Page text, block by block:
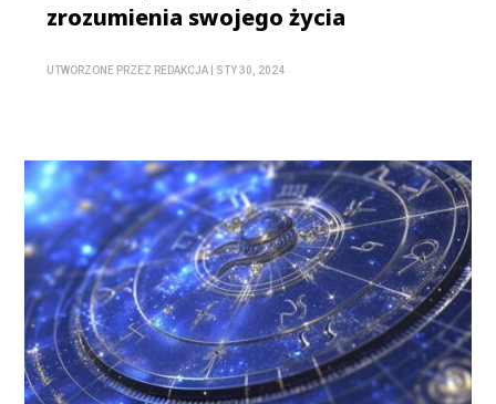
zrozumienia swojego życia
UTWORZONE PRZEZ REDAKCJA STY 30, 2024